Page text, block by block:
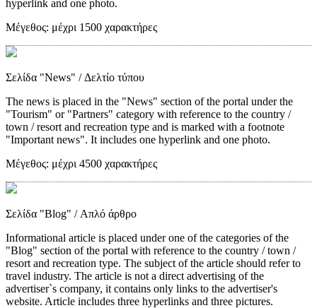
hyperlink and one photo.
Μέγεθος: μέχρι 1500 χαρακτήρες
Σελίδα "News" / Δελτίο τύπου
The news is placed in the "News" section of the portal under the
"Tourism" or "Partners" category with reference to the country /
town / resort and recreation type and is marked with a footnote
"Important news". It includes one hyperlink and one photo.
Μέγεθος: μέχρι 4500 χαρακτήρες
Σελίδα "Blog" / Απλό άρθρο
Informational article is placed under one of the categories of the
"Blog" section of the portal with reference to the country / town /
resort and recreation type. The subject of the article should refer to
travel industry. The article is not a direct advertising of the
advertiser`s company, it contains only links to the advertiser's
website. Article includes three hyperlinks and three pictures.